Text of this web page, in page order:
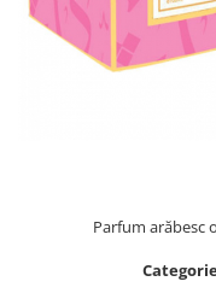
Parfumuri Lemnoase
Parfumuri Persistente
Parfumuri de IARNA
Parfum arăbesc